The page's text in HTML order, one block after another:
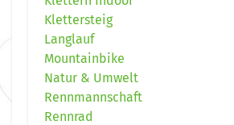
Klettersteig
Langlauf
Mountainbike
Natur & Umwelt
Rennmannschaft
Rennrad